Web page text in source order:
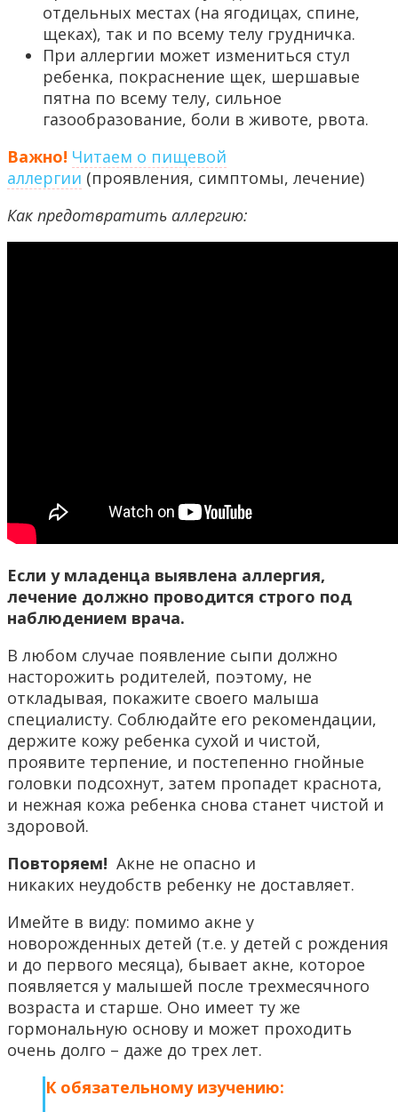
отдельных местах (на ягодицах, спине,
щеках), так и по всему телу грудничка.
При аллергии может измениться стул
ребенка, покраснение щек, шершавые
пятна по всему телу, сильное
газообразование, боли в животе, рвота.
Важно! Читаем о пищевой
аллергии (проявления, симптомы, лечение)
Как предотвратить аллергию:
Если у младенца выявлена аллергия,
лечение должно проводится строго под
наблюдением врача.
В любом случае появление сыпи должно
насторожить родителей, поэтому, не
откладывая, покажите своего малыша
специалисту. Соблюдайте его рекомендации,
держите кожу ребенка сухой и чистой,
проявите терпение, и постепенно гнойные
головки подсохнут, затем пропадет краснота,
и нежная кожа ребенка снова станет чистой и
здоровой.
Повторяем! Акне не опасно и
никаких неудобств ребенку не доставляет.
Имейте в виду: помимо акне у
новорожденных детей (т.е. у детей с рождения
и до первого месяца), бывает акне, которое
появляется у малышей после трехмесячного
возраста и старше. Оно имеет ту же
гормональную основу и может проходить
очень долго – даже до трех лет.
К обязательному изучению: